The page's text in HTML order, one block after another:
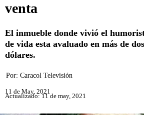
venta
El inmueble donde vivió el
de vida esta avaluado en más de
dólares.
Por: Caracol Televisión
11 de May, 2021
Actualizado: 11 de may, 2021